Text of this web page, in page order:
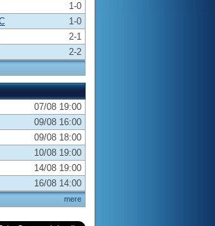
1-0
1-0
2-1
2-2
mere
07/08 19:00
09/08 16:00
09/08 18:00
10/08 19:00
14/08 19:00
16/08 14:00